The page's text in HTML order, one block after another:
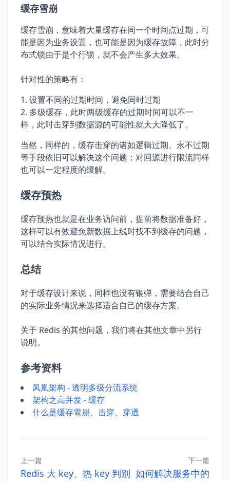
缓存雪崩
缓存雪崩，意味着大量缓存在同一个时间点过期，可
能是因为业务设置，也可能是因为缓存故障，此时分
布式锁由于是个行锁，就不会产生多大效果。
针对性的策略有：
设置不同的过期时间，避免同时过期
多级缓存，此时两级缓存的过期时间可以不一
样，此时击穿到数据源的可能性就大大降低了。
当然，同样的，缓存击穿的诸如逻辑过期、永不过期
等手段依旧可以解决这个问题；对回源进行限流同样
也可以一定程度的缓解。
缓存预热
缓存预热也就是在业务访问前，提前将数据准备好，
这样可以有效避免新数据上线时找不到缓存的问题，
可以结合实际情况进行。
总结
对于缓存设计来说，同样也没有银弹，需要结合自己
的实际业务情况来选择适合自己的缓存方案。
关于 Redis 的其他问题，我们将在其他文章中另行
说明。
参考资料
凤凰架构 - 透明多级分流系统
架构之高并发 - 缓存
什么是缓存雪崩、击穿、穿透
上一篇
Redis 大 key、热 key 判别
下一篇
如何解决服务中的